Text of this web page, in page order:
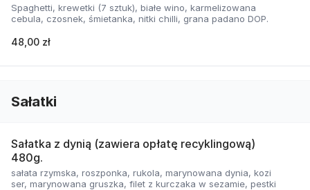
Spaghetti, krewetki (7 sztuk), białe wino, karmelizowana
cebula, czosnek, śmietanka, nitki chilli, grana padano DOP.
48,00 zł
Sałatki
Sałatka z dynią (zawiera opłatę recyklingową)
480g.
sałata rzymska, roszponka, rukola, marynowana dynia, kozi
ser, marynowana gruszka, filet z kurczaka w sezamie, pestki